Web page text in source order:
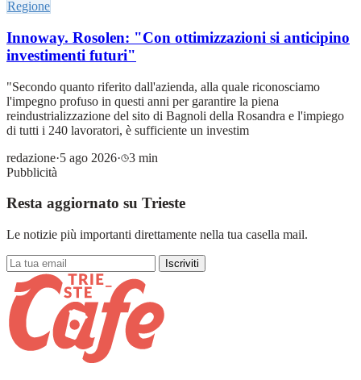
Regione
Innoway. Rosolen: "Con ottimizzazioni si anticipino
investimenti futuri"
"Secondo quanto riferito dall'azienda, alla quale riconosciamo
l'impegno profuso in questi anni per garantire la piena
reindustrializzazione del sito di Bagnoli della Rosandra e l'impiego
di tutti i 240 lavoratori, è sufficiente un investim
redazione·5 ago 2026·
3 min
Pubblicità
Resta aggiornato su Trieste
Le notizie più importanti direttamente nella tua casella mail.
Iscriviti